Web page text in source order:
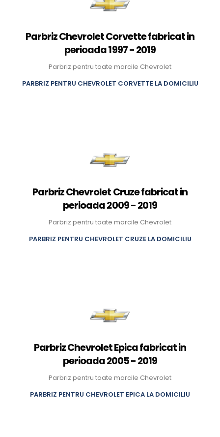
Parbriz Chevrolet Corvette fabricat in
perioada 1997 - 2019
Parbriz pentru toate marcile Chevrolet
PARBRIZ PENTRU CHEVROLET CORVETTE LA DOMICILIU
Parbriz Chevrolet Cruze fabricat in
perioada 2009 - 2019
Parbriz pentru toate marcile Chevrolet
PARBRIZ PENTRU CHEVROLET CRUZE LA DOMICILIU
Parbriz Chevrolet Epica fabricat in
perioada 2005 - 2019
Parbriz pentru toate marcile Chevrolet
PARBRIZ PENTRU CHEVROLET EPICA LA DOMICILIU